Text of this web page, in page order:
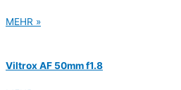
MEHR »
Viltrox AF 50mm f1.8